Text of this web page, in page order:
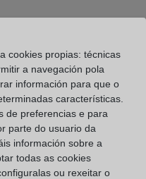
a 17:00 horas
09:00 a 14:00 horas
de 09:00 a 14:00
cookies propias: técnicas
a navegación pola
información para que o
características.
de preferencias e para
parte do usuario da
información sobre a
todas as cookies
ou rexeitar o